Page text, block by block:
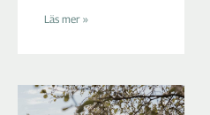
Läs mer »